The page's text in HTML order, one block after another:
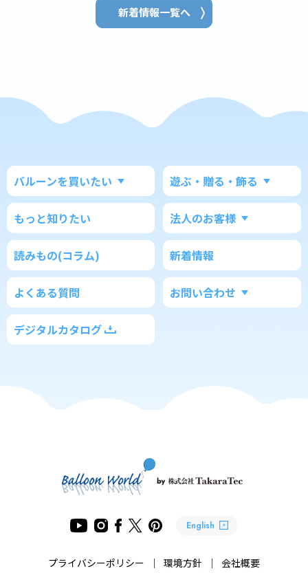
新着情報一覧へ
バルーンを買いたい 遊ぶ・贈る・飾る
もっと知りたい 法人のお客様
読みもの(コラム) 新着情報
よくある質問 お問い合わせ
デジタルカタログ
English
プライバシーポリシー 環境方針 会社概要